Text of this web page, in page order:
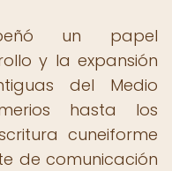
un papel
y la expansión
del Medio
hasta los
cuneiforme
de comunicación